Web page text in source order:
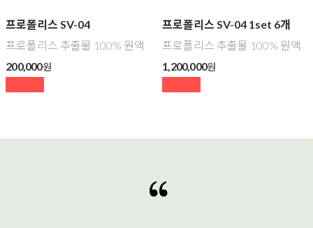
프로폴리스 SV-04
프로폴리스 추출물 100% 원액
200,000
프로폴리스 SV-04 1set 6개
프로폴리스 추출물 100% 원액
1,200,000